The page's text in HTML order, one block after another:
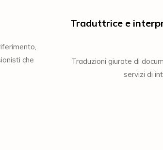
che
Traduttrice e
Traduzioni giurate di
servizi di